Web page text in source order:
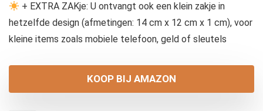
+ EXTRA ZAKje: U ontvangt ook een klein zakje in
hetzelfde design (afmetingen: 14 cm x 12 cm x 1 cm), voor
kleine items zoals mobiele telefoon, geld of sleutels
KOOP BIJ AMAZON